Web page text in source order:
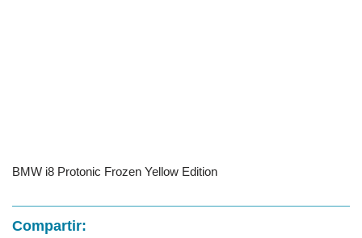
BMW i8 Protonic Frozen Yellow Edition
Compartir: